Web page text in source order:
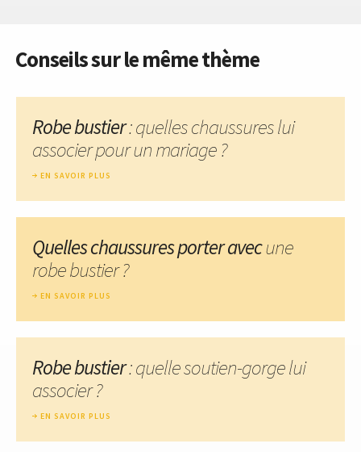
Conseils sur le même thème
Robe bustier: quelles chaussures lui
associer pour un mariage ?
EN SAVOIR PLUS
Quelles chaussures porter avecune
robe bustier ?
EN SAVOIR PLUS
Robe bustier: quelle soutien-gorge lui
associer ?
EN SAVOIR PLUS